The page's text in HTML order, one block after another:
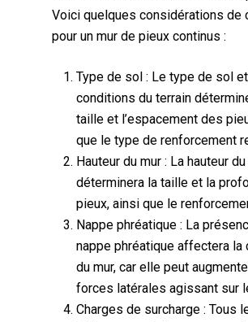
Voici quelques considérations de
pour un mur de pieux continus :
Type de sol : Le type de sol
conditions du terrain
taille et l’espacement des
que le type de renforcement
Hauteur du mur : La hauteur
déterminera la taille et la
pieux, ainsi que le
Nappe phréatique : La
nappe phréatique affectera la
du mur, car elle peut
forces latérales agissant sur
Charges de surcharge : Tous